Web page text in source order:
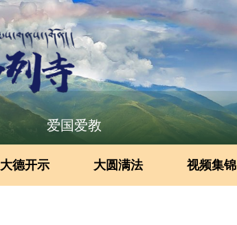
爱国爱教
大德开示 大圆满法 视频集锦